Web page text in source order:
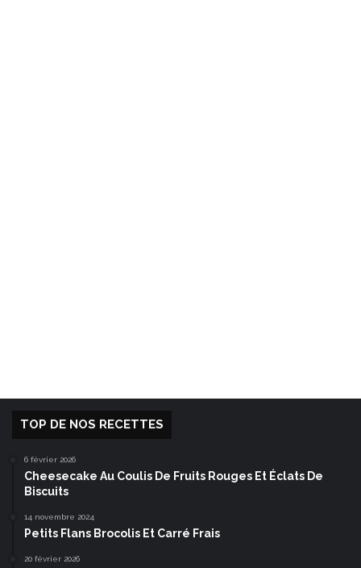
TOP DE NOS RECETTES
6 février 2026
Cheesecake Au Coulis De Fruits Rouges Et Éclats De
Biscuits
14 novembre 2024
Petits Flans Brocolis Et Carré Frais
20 février 2026